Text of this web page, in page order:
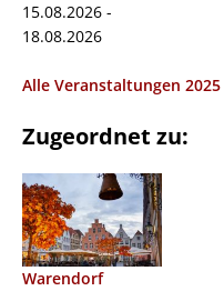
15.08.2026 -
18.08.2026
Alle Veranstaltungen 2025
Zugeordnet zu:
Warendorf